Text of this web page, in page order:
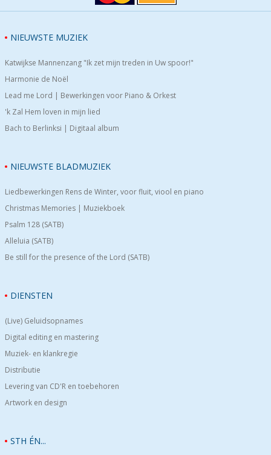
NIEUWSTE MUZIEK
Katwijkse Mannenzang "Ik zet mijn treden in Uw spoor!"
Harmonie de Noël
Lead me Lord | Bewerkingen voor Piano & Orkest
'k Zal Hem loven in mijn lied
Bach to Berlinksi | Digitaal album
NIEUWSTE BLADMUZIEK
Liedbewerkingen Rens de Winter, voor fluit, viool en piano
Christmas Memories | Muziekboek
Psalm 128 (SATB)
Alleluia (SATB)
Be still for the presence of the Lord (SATB)
DIENSTEN
(Live) Geluidsopnames
Digital editing en mastering
Muziek- en klankregie
Distributie
Levering van CD'R en toebehoren
Artwork en design
STH ÉN...